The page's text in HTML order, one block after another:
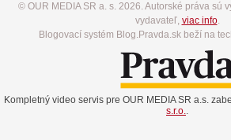
© OUR MEDIA SR a. s. 2026. Autorské práva sú
vydavateľ, viac info.
Blogovací systém Blog.Pravda.sk beží na
Kompletný video servis pre OUR MEDIA SR a.s.
s.r.o..